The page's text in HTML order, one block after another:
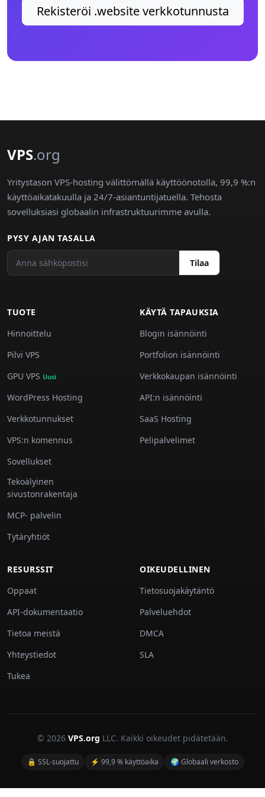
Rekisteröi .website verkkotunnusta
VPS.org
Yritystason VPS-hosting välittömällä käyttöönotolla, 99,9 %:n
käyttöaikatakuulla ja 24/7-asiantuntijatuella. Tehosta
sovelluksiasi globaalin infrastruktuurimme avulla.
PYSY AJAN TASALLA
Tilaa
TUOTE
Hinnoittelu
Pilvi VPS
GPU VPS Uusi
WordPress Hosting
Verkkotunnukset
VPS:n komennus
Sovellukset
Tekoälyinen
sivustonrakentaja
MCP- palvelin
Tytäryhtiöt
KÄYTÄ TAPAUKSIA
Blogin isännöinti
Portfolion isännöinti
Verkkokaupan isännöinti
API:n isännöinti
SaaS Hosting
Pelipalvelimet
RESURSSIT
Oppaat
API-dokumentaatio
Tietoa meistä
Yhteystiedot
Tukea
OIKEUDELLINEN
Tietosuojakäytäntö
Palveluehdot
DMCA
SLA
© 2026 VPS.org LLC. Kaikki oikeudet pidätetään.
🔒 SSL-suojattu ⚡ 99,9 % käyttöaika 🌍 Globaali verkosto